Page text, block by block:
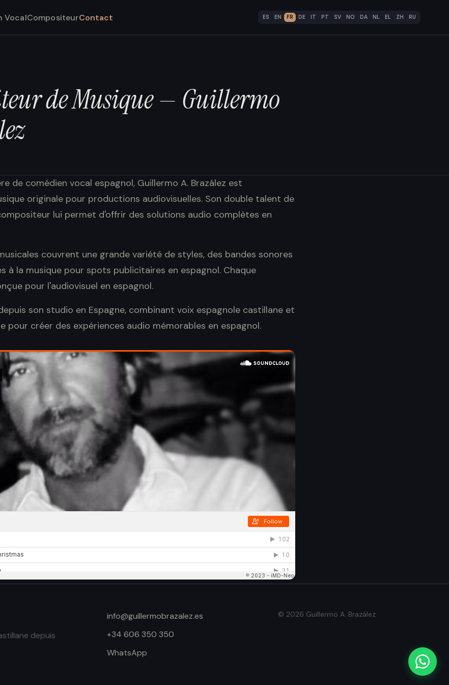
VocalCompositeurContact ES EN FR DE IT PT SV NO DA NL EL ZH RU
de Musique — Guillermo
de comédien vocal espagnol, Guillermo A. Brazález est
originale pour productions audiovisuelles. Son double talent de
lui permet d'offrir des solutions audio complètes en
couvrent une grande variété de styles, des bandes sonores
à la musique pour spots publicitaires en espagnol. Chaque
pour l'audiovisuel en espagnol.
son studio en Espagne, combinant voix espagnole castillane et
pour créer des expériences audio mémorables en espagnol.
depuis
info@guillermobrazalez.es
+34 606 350 350
WhatsApp
© 2026 Guillermo A. Brazález